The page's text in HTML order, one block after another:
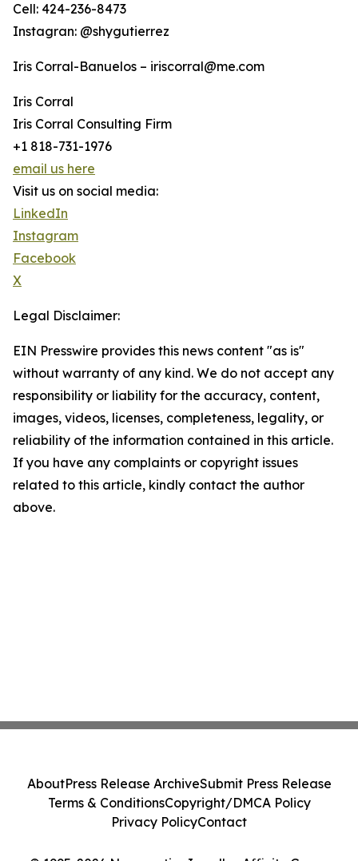
Cell: 424-236-8473
Instagran: @shygutierrez
Iris Corral-Banuelos – iriscorral@me.com
Iris Corral
Iris Corral Consulting Firm
+1 818-731-1976
email us here
Visit us on social media:
LinkedIn
Instagram
Facebook
X
Legal Disclaimer:
EIN Presswire provides this news content "as is"
without warranty of any kind. We do not accept any
responsibility or liability for the accuracy, content,
images, videos, licenses, completeness, legality, or
reliability of the information contained in this article.
If you have any complaints or copyright issues
related to this article, kindly contact the author
above.
AboutPress Release ArchiveSubmit Press Release
Terms & ConditionsCopyright/DMCA Policy
Privacy PolicyContact